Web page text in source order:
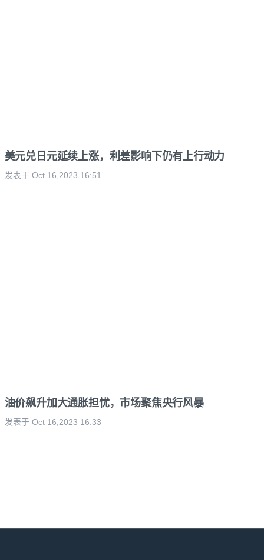
美元兑日元延续上涨，利差影响下仍有上行动力
发表于 Oct 16,2023 16:51
油价飙升加大通胀担忧，市场聚焦央行风暴
发表于 Oct 16,2023 16:33